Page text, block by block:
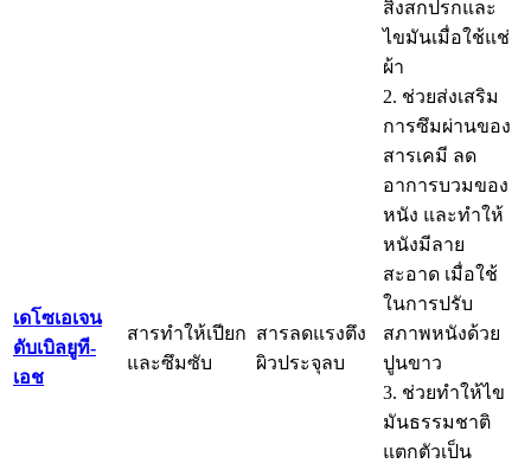
เดโซเอเจน
ดับเบิลยูที-
เอช
สารทำให้เปียก
และซึมซับ
สารลดแรงตึง
ผิวประจุลบ
สิ่งสกปรกและ
ไขมันเมื่อใช้แช่
ผ้า
2. ช่วยส่งเสริม
การซึมผ่านของ
สารเคมี ลด
อาการบวมของ
หนัง และทำให้
หนังมีลาย
สะอาด เมื่อใช้
ในการปรับ
สภาพหนังด้วย
ปูนขาว
3. ช่วยทำให้ไข
มันธรรมชาติ
แตกตัวเป็น